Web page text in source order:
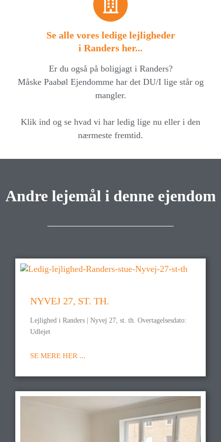
Se alle vores ledige lejligheder
i Randers her...
Er du også på boligjagt i Randers?
Måske Paabøl Ejendomme har det DU/I lige står og
mangler.
Klik ind og se hvad vi har ledig lige nu eller i den
nærmeste fremtid.
Andre lejemål i denne ejendom
NYVEJ 27, ST. TH.
Lejlighed i Randers | Nyvej 27, st. th. Overtagelsesdato:
Udlejet
SE MERE HER ...